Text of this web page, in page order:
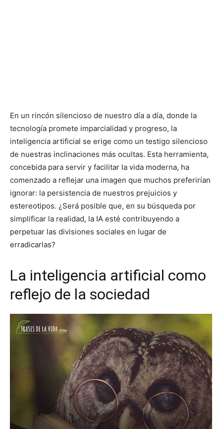
En un rincón silencioso de nuestro día a día, donde la
tecnología promete imparcialidad y progreso, la
inteligencia artificial se erige como un testigo silencioso
de nuestras inclinaciones más ocultas. Esta herramienta,
concebida para servir y facilitar la vida moderna, ha
comenzado a reflejar una imagen que muchos preferirían
ignorar: la persistencia de nuestros prejuicios y
estereotipos. ¿Será posible que, en su búsqueda por
simplificar la realidad, la IA esté contribuyendo a
perpetuar las divisiones sociales en lugar de
erradicarlas?
La inteligencia artificial como
reflejo de la sociedad